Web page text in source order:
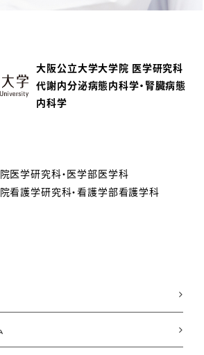
Frailty, Nutrition,
Quality of Life, and All-Ca
Osaka Dialysis Complica
）らの論文「T50 Calciprotein
2 Diabetes」 が Journal of
Thrombosis誌に掲載さ
文「Definition of hyperfiltra
age-related declin
in kidney donor candid
大阪公立大学大学院 医学研究科
代謝内分泌病態内科学・腎臓病態
内科学
医学研究科・医学部医学科
看護学研究科・看護学部看護学科